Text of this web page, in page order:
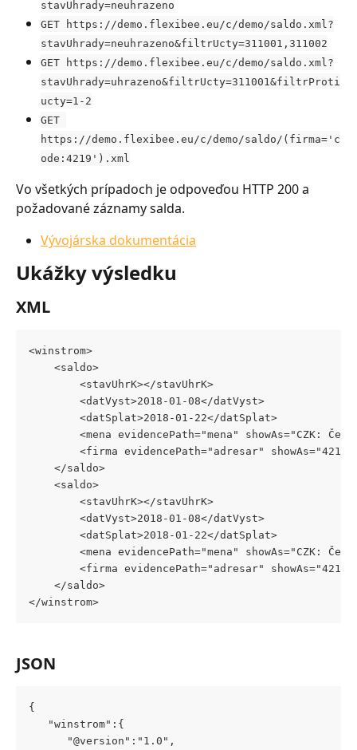
stavUhrady=neuhrazeno
GET https://demo.flexibee.eu/c/demo/saldo.xml?
stavUhrady=neuhrazeno&filtrUcty=311001,311002
GET https://demo.flexibee.eu/c/demo/saldo.xml?
stavUhrady=uhrazeno&filtrUcty=311001&filtrProti
ucty=1-2
GET
https://demo.flexibee.eu/c/demo/saldo/(firma='c
ode:4219').xml
Vo všetkých prípadoch je odpoveďou HTTP 200 a
požadované záznamy salda.
Vývojárska dokumentácia
Ukážky výsledku
XML
<winstrom>
	<saldo>
		<stavUhrK></stavUhrK>
		<datVyst>2018-01-08</datVyst>
		<datSplat>2018-01-22</datSplat>
<mena evidencePath="mena" showAs="CZK:
<firma evidencePath="adresar"
	</saldo>
	<saldo>
		<stavUhrK></stavUhrK>
		<datVyst>2018-01-08</datVyst>
		<datSplat>2018-01-22</datSplat>
<mena evidencePath="mena" showAs="CZK:
<firma evidencePath="adresar"
	</saldo>
</winstrom>
JSON
{
   "winstrom":{
      "@version":"1.0",